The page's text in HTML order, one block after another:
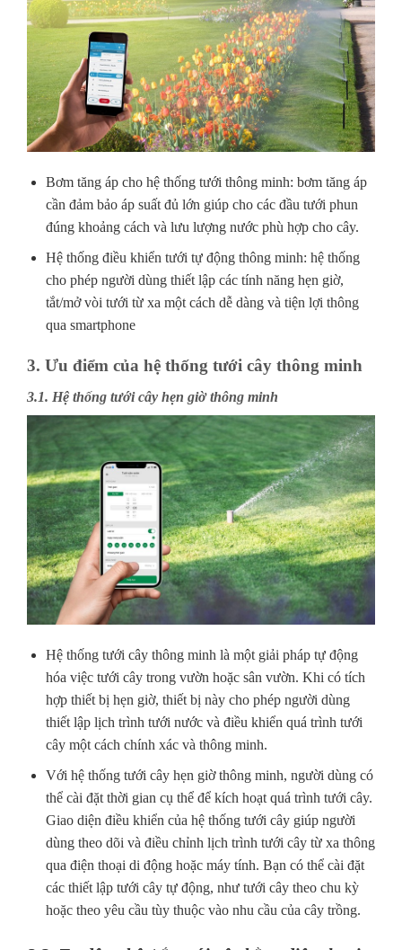
Bơm tăng áp cho hệ thống tưới thông minh: bơm tăng áp
cần đảm bảo áp suất đủ lớn giúp cho các đầu tưới phun
đúng khoảng cách và lưu lượng nước phù hợp cho cây.
Hệ thống điều khiển tưới tự động thông minh: hệ thống
cho phép người dùng thiết lập các tính năng hẹn giờ,
tắt/mở vòi tưới từ xa một cách dễ dàng và tiện lợi thông
qua smartphone
3. Ưu điểm của hệ thống tưới cây thông minh
3.1. Hệ thống tưới cây hẹn giờ thông minh
Hệ thống tưới cây thông minh là một giải pháp tự động
hóa việc tưới cây trong vườn hoặc sân vườn. Khi có tích
hợp thiết bị hẹn giờ, thiết bị này cho phép người dùng
thiết lập lịch trình tưới nước và điều khiển quá trình tưới
cây một cách chính xác và thông minh.
Với hệ thống tưới cây hẹn giờ thông minh, người dùng có
thể cài đặt thời gian cụ thể để kích hoạt quá trình tưới cây.
Giao diện điều khiển của hệ thống tưới cây giúp người
dùng theo dõi và điều chỉnh lịch trình tưới cây từ xa thông
qua điện thoại di động hoặc máy tính. Bạn có thể cài đặt
các thiết lập tưới cây tự động, như tưới cây theo chu kỳ
hoặc theo yêu cầu tùy thuộc vào nhu cầu của cây trồng.